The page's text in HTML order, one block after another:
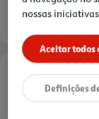
Características
nossas
Aceitar todos
Definições